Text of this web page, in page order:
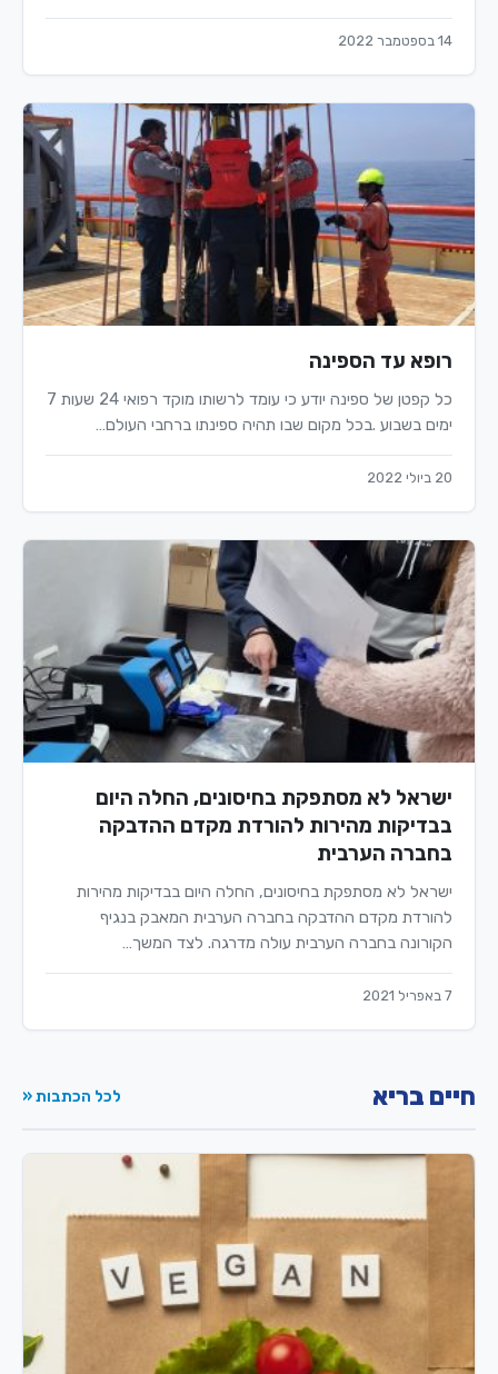
14 בספטמבר 2022
רופא עד הספינה
כל קפטן של ספינה יודע כי עומד לרשותו מוקד רפואי 24 שעות 7
ימים בשבוע .בכל מקום שבו תהיה ספינתו ברחבי העולם…
20 ביולי 2022
ישראל לא מסתפקת בחיסונים, החלה היום
בבדיקות מהירות להורדת מקדם ההדבקה
בחברה הערבית
ישראל לא מסתפקת בחיסונים, החלה היום בבדיקות מהירות
להורדת מקדם ההדבקה בחברה הערבית המאבק בנגיף
הקורונה בחברה הערבית עולה מדרגה. לצד המשך…
7 באפריל 2021
חיים בריא לכל הכתבות «